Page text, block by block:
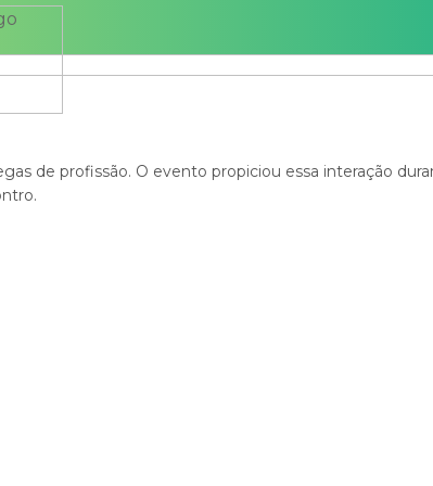
de profissão. O evento propiciou essa interação